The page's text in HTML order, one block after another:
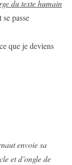
du texte humain
passe
que je deviens
envoie sa
et d’ongle de